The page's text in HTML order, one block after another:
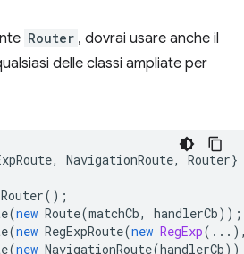
Router , dovrai usare anche il
delle classi ampliate per
, NavigationRoute, Router}
Router();
(new Route(matchCb, handlerCb));
(new RegExpRoute(new RegExp
(new NavigationRoute(handlerCb